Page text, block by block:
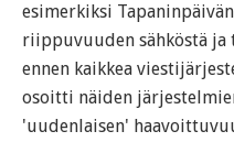
esimerkiksi
riippuvuuden sähköstä
ennen kaikkea
osoitti näiden
'uudenlaisen'